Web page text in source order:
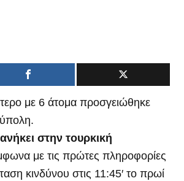
με 6 άτομα προσγειώθηκε
στην τουρκική
με τις πρώτες πληροφορίες
κινδύνου στις 11:45′ το πρωί